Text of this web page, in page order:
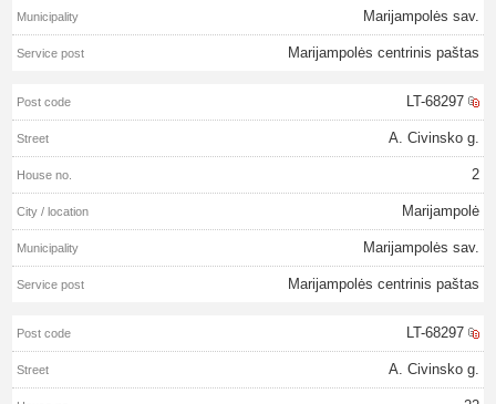
Marijampolės sav.
Marijampolės centrinis paštas
LT-68297
A. Civinsko g.
2
Marijampolė
Marijampolės sav.
Marijampolės centrinis paštas
LT-68297
A. Civinsko g.